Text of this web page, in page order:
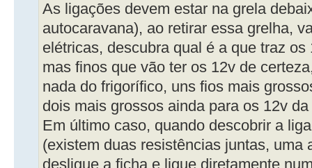
As ligações devem estar na grela
autocaravana), ao retirar essa grelha,
elétricas, descubra qual é a que traz
mas finos que vão ter os 12v de
nada do frigorífico, uns fios mais
dois mais grossos ainda para os 12v
Em último caso, quando descobrir a
(existem duas resistências juntas, uma